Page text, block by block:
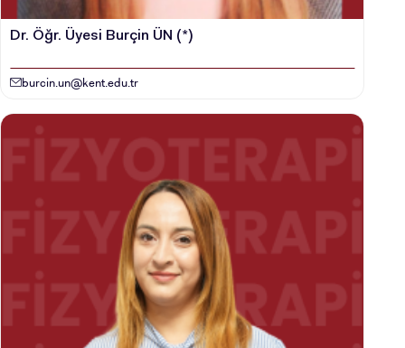
Dr. Öğr. Üyesi Burçin ÜN (*)
burcin.un@kent.edu.tr